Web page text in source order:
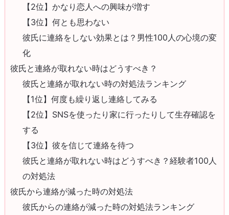
【2位】かなり恋人への興味が増す
【3位】何とも思わない
彼氏に連絡をしない効果とは？男性100人の心境の変
化
彼氏と連絡が取れない時はどうすべき？
彼氏と連絡が取れない時の対処法ランキング
【1位】何度も繰り返し連絡してみる
【2位】SNSを使ったり家に行ったりして生存確認を
する
【3位】彼を信じて連絡を待つ
彼氏と連絡が取れない時はどうすべき？経験者100人
の対処法
彼氏から連絡が減った時の対処法
彼氏からの連絡が減った時の対処法ランキング